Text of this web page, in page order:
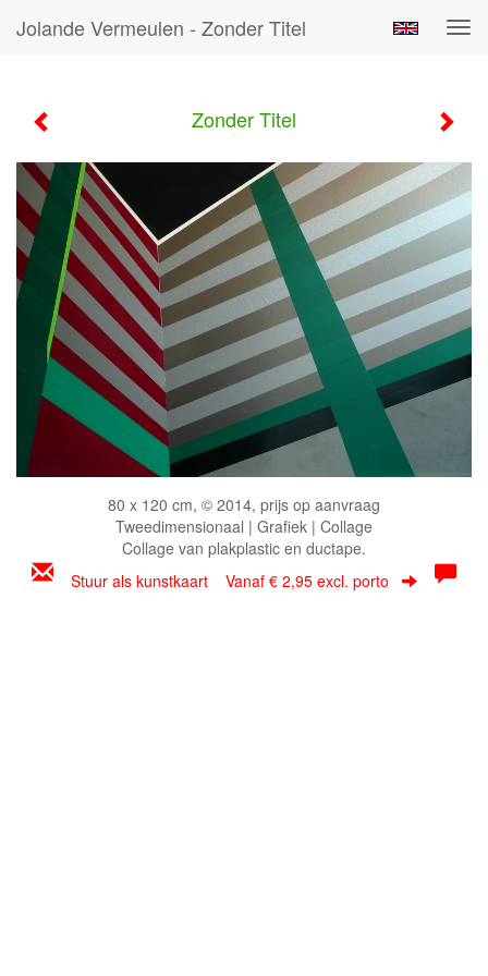
Jolande Vermeulen - Zonder Titel
Zonder Titel
80 x 120 cm, © 2014, prijs op aanvraag
Tweedimensionaal | Grafiek | Collage
Collage van plakplastic en ductape.
Stuur als kunstkaart Vanaf € 2,95 excl. porto